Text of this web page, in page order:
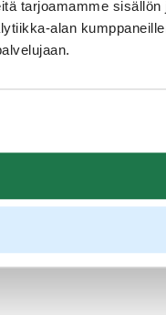
tarjoamamme
alan